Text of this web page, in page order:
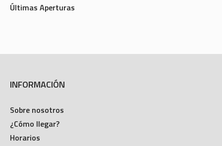
Últimas Aperturas
INFORMACIÓN
Sobre nosotros
¿Cómo llegar?
Horarios